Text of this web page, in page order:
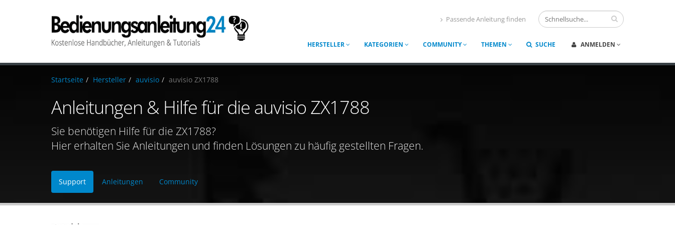
Passende Anleitung finden
HERSTELLER KATEGORIEN COMMUNITY THEMEN SUCHE ANMELDEN
Startseite Hersteller auvisio auvisio ZX1788
Anleitungen & Hilfe für die auvisio ZX1788
Sie benötigen Hilfe für die ZX1788?
Hier erhalten Sie Anleitungen und finden Lösungen zu häufig gestellten Fragen.
Support Anleitungen Community